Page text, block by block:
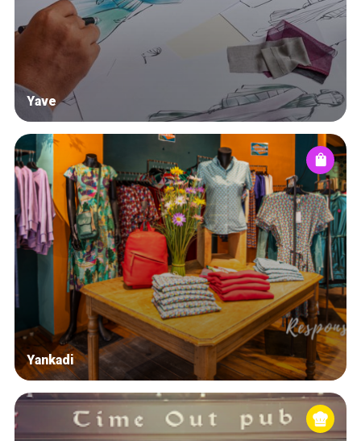
Yave
Yankadi